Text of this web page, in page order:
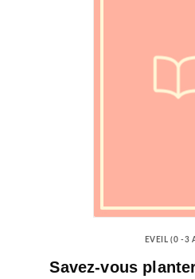
EVEIL (0 -3
Savez-vous